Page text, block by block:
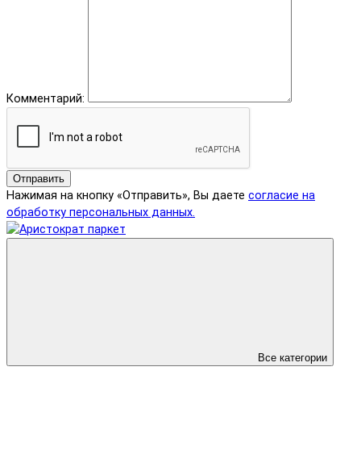
Комментарий:
Отправить
Нажимая на кнопку «Отправить», Вы даете согласие на
обработку персональных данных.
Все категории